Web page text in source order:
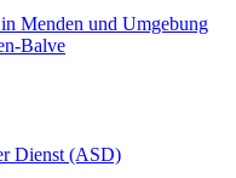
Menden und Umgebung
Balve
Dienst (ASD)